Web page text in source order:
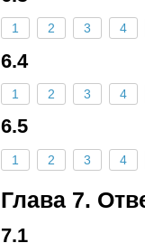
1 2 3 4
6.4
1 2 3 4
6.5
1 2 3 4
Глава 7.
7.1